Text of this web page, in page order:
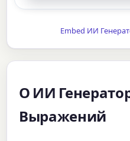
Embed ИИ
О ИИ
Выражений